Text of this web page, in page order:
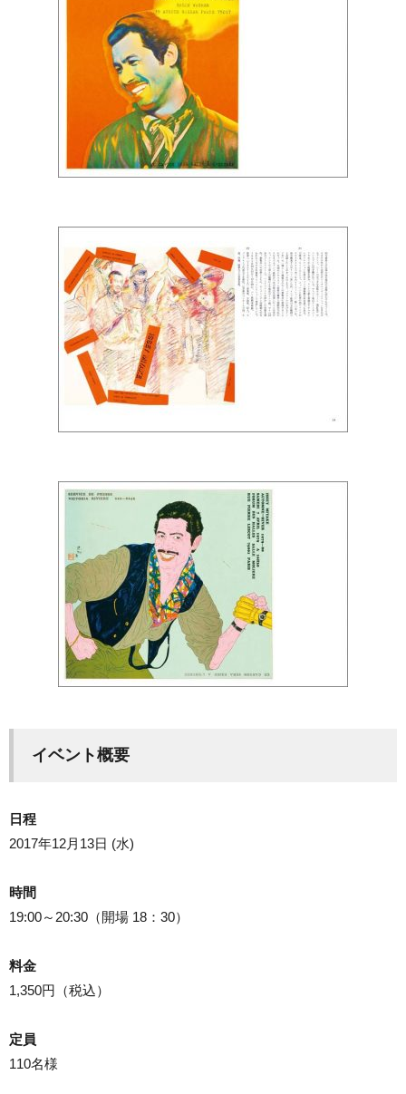
イベント概要
日程
2017年12月13日 (水)
時間
19:00～20:30（開場 18：30）
料金
1,350円（税込）
定員
110名様